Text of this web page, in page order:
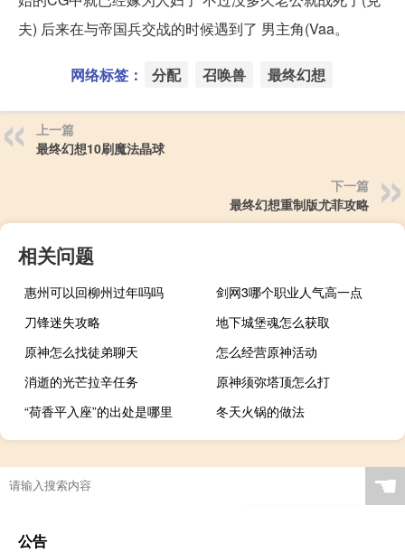
夫) 后来在与帝国兵交战的时候遇到了 男主角(Vaa。
网络标签： 分配 召唤兽 最终幻想
上一篇
最终幻想10刷魔法晶球
下一篇
最终幻想重制版尤菲攻略
相关问题
惠州可以回柳州过年吗吗
剑网3哪个职业人气高一点
刀锋迷失攻略
地下城堡魂怎么获取
原神怎么找徒弟聊天
怎么经营原神活动
消逝的光芒拉辛任务
原神须弥塔顶怎么打
“荷香平入座”的出处是哪里
冬天火锅的做法
☚
公告